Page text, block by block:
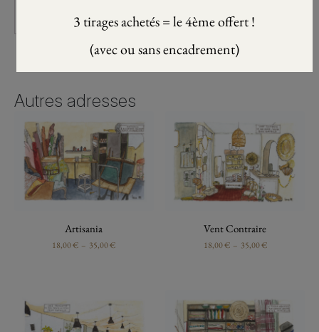
Autres adresses
Artisania
18,00€ – 35,00€
Vent Contraire
18,00€ – 35,00€
3 tirages achetés = le 4ème offert !
(avec ou sans encadrement)